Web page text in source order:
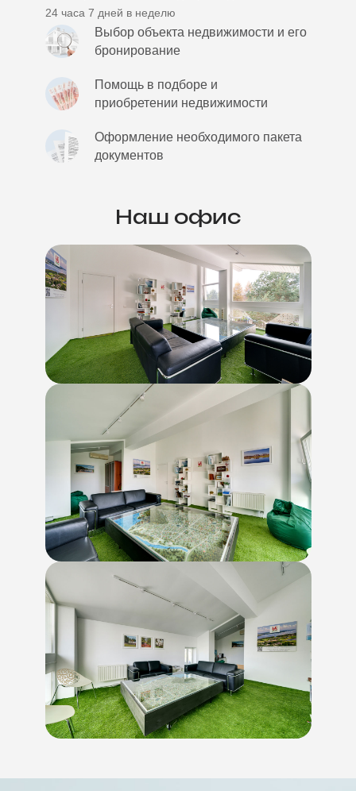
24 часа 7 дней в неделю
Выбор объекта недвижимости и его
бронирование
Помощь в подборе и
приобретении недвижимости
Оформление необходимого пакета
документов
Наш офис